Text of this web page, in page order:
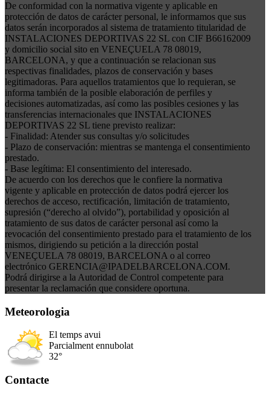
De conformidad con la normativa vigente y aplicable en
protección de datos de carácter personal, le informamos que sus
datos serán incorporados al sistema de tratamiento titularidad de
INSTALACIONES DEPORTIVAS 22 SL con CIF B66162009
y domicilio social sito en VENEÇUELA 78 08019,
BARCELONA, y que a continuación se relacionan sus
respectivas finalidades, plazos de conservación y bases
legitimadoras. Para aquellos tratamientos que lo requieran, se
informa también de la posible elaboración de perfiles y
decisiones automatizadas, así como las posibles cesiones y las
transferencias internacionales que INSTALACIONES
DEPORTIVAS 22 SL tiene previsto realizar:
- Finalidad: Atender sus consultas y/o solicitudes
- Plazo de conservación: mientras se mantenga el consentimiento
prestado.
- Base legítima: El consentimiento del interesado.
De acuerdo con los derechos que le confiere la normativa
vigente y aplicable en protección de datos podrá ejercer los
derechos de acceso, rectificación, limitación de tratamiento,
supresión (“derecho al olvido”), portabilidad y oposición al
tratamiento de sus datos de carácter personal así como la
revocación del consentimiento prestado para el tratamiento de los
mismos, dirigiendo su petición a la dirección postal
VENEÇUELA 78 08019, BARCELONA o al correo
electrónico GERENCIA@IPADELBARCELONA.COM.
Podrá dirigirse a la Autoridad de Control competente para
presentar la reclamación que considere oportuna.
Meteorologia
El temps avui
Parcialment ennubolat
32°
Contacte